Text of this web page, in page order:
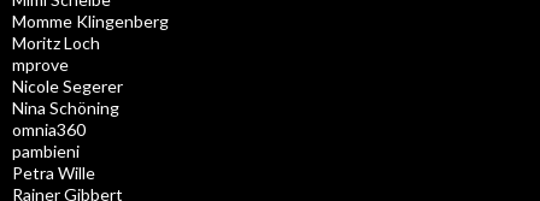
Momme Klingenberg
Moritz Loch
mprove
Nicole Segerer
Nina Schöning
omnia360
pambieni
Petra Wille
Rainer Gibbert